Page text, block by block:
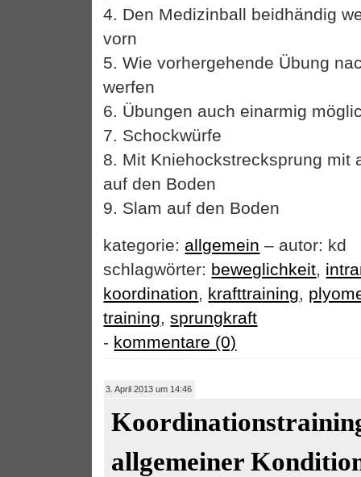
4. Den Medizinball beidhändig
vorn
5. Wie vorhergehende Übung
werfen
6. Übungen auch einarmig
7. Schockwürfe
8. Mit Kniehockstrecksprung mit
auf den Boden
9. Slam auf den Boden
kategorie: allgemein – autor: kd
schlagwörter: beweglichkeit
koordination
krafttraining
training ,sprungkraft
- kommentare (0)
3. April 2013 um 14:46
allgemeiner